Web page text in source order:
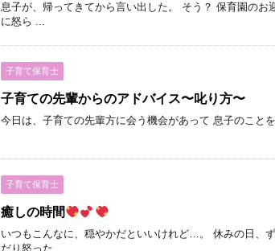
息子が、帰ってきてから言い出した。 そう？ 保育園の
に怒ら ...
子育て保育士
子育ての先輩からのアドバイス〜叱り方〜
今日は、子育ての先輩方に会う機会があって 息子のこと
子育て保育士
癒しの時間
いつもこんなに、穏やかだといいけれど…。 休みの日、
だり怒った ...